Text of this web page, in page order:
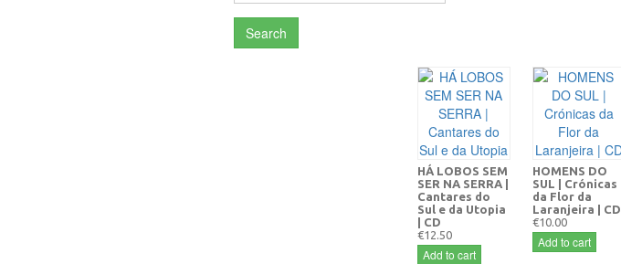
Search
HÁ LOBOS SEM
SER NA SERRA |
Cantares do
Sul e da Utopia
| CD
€12.50
Add to cart
HOMENS DO
SUL | Crónicas
da Flor da
Laranjeira | CD
€10.00
Add to cart